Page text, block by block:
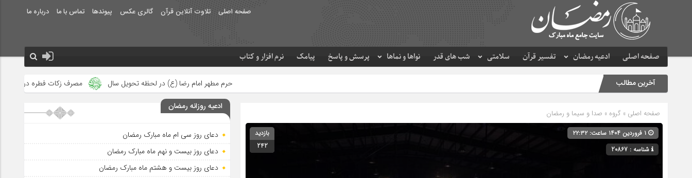
صفحه اصلی تلاوت آنلاین قرآن گالری عکس پیوندها تماس با ما درباره ما
صفحه اصلی ادعیه رمضان تفسیر قرآن سلامتی شب های قدر نواها و نماها پرسش و پاسخ پیامک نرم افزار و کتاب
آخرین مطالب حرم مطهر امام رضا (ع) در لحظه تحویل سال مصرف زکات فطره در امور فرهنگی جلوه‌های
صفحه اصلی » گروه » صدا و سیما و رمضان
شناسه : 20867
بازدید
242
ادعیه روزانه رمضان
دعای روز سی ام ماه مبارک رمضان
دعای روز بیست و نهم ماه مبارک رمضان
دعای روز بیست و هشتم ماه مبارک رمضان